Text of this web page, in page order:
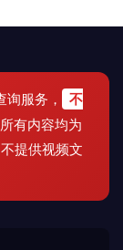
服务，
不
有内容均为
提供视频文